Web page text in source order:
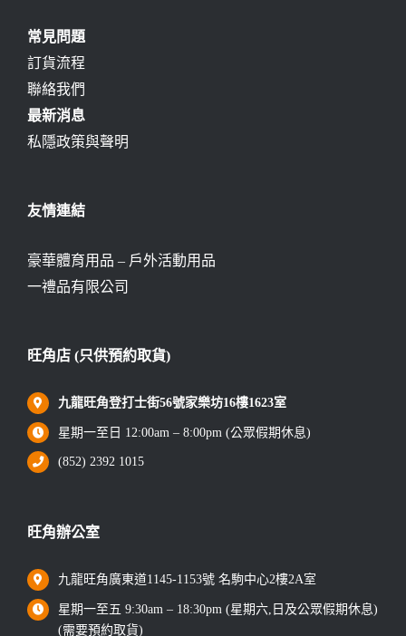
常見問題
訂貨流程
聯絡我們
最新消息
私隱政策與聲明
友情連結
豪華體育用品 – 戶外活動用品
一禮品有限公司
旺角店 (只供預約取貨)
九龍旺角登打士街56號家樂坊16樓1623室
星期一至日 12:00am – 8:00pm (公眾假期休息)
(852) 2392 1015
旺角辦公室
九龍旺角廣東道1145-1153號 名駒中心2樓2A室
星期一至五 9:30am – 18:30pm (星期六,日及公眾假期休息)
(需要預約取貨)